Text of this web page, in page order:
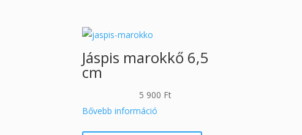
Jáspis marokkő 6,5
cm
5 900 Ft
Bővebb információ